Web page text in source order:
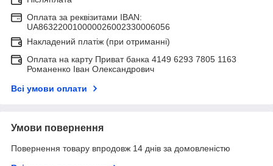
Оплата за реквізитами IBAN:
UA863220010000026002330006056
Накладений платіж (при отриманні)
Оплата на карту Приват банка 4149 6293 7805 1163
Романенко Іван Олександрович
Всі умови оплати
Умови повернення
Повернення товару впродовж 14 днів за домовленістю